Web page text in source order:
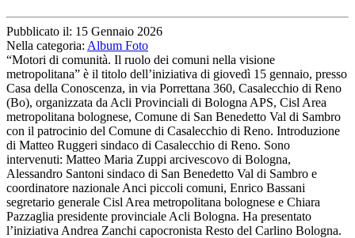
Pubblicato il: 15 Gennaio 2026
Nella categoria: Album Foto
“Motori di comunità. Il ruolo dei comuni nella visione
metropolitana” è il titolo dell’iniziativa di giovedì 15 gennaio, presso
Casa della Conoscenza, in via Porrettana 360, Casalecchio di Reno
(Bo), organizzata da Acli Provinciali di Bologna APS, Cisl Area
metropolitana bolognese, Comune di San Benedetto Val di Sambro
con il patrocinio del Comune di Casalecchio di Reno. Introduzione
di Matteo Ruggeri sindaco di Casalecchio di Reno. Sono
intervenuti: Matteo Maria Zuppi arcivescovo di Bologna,
Alessandro Santoni sindaco di San Benedetto Val di Sambro e
coordinatore nazionale Anci piccoli comuni, Enrico Bassani
segretario generale Cisl Area metropolitana bolognese e Chiara
Pazzaglia presidente provinciale Acli Bologna. Ha presentato
l’iniziativa Andrea Zanchi capocronista Resto del Carlino Bologna.